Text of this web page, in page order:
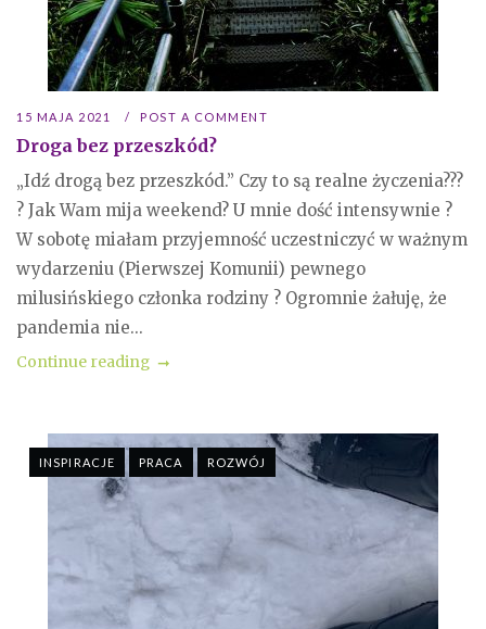
15 MAJA 2021 POST A COMMENT
Droga bez przeszkód?
„Idź drogą bez przeszkód.” Czy to są realne życzenia???
? Jak Wam mija weekend? U mnie dość intensywnie ?
W sobotę miałam przyjemność uczestniczyć w ważnym
wydarzeniu (Pierwszej Komunii) pewnego
milusińskiego członka rodziny ? Ogromnie żałuję, że
pandemia nie...
Continue reading
INSPIRACJE PRACA ROZWÓJ